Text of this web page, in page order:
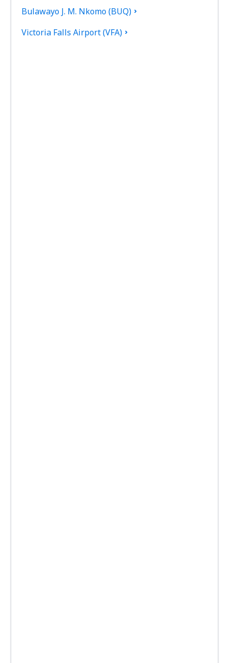
Bulawayo J. M. Nkomo (BUQ)
Victoria Falls Airport (VFA)